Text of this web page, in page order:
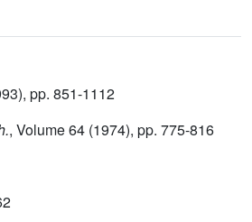
pp. 851-1112
, Volume 64 (1974), pp. 775-816